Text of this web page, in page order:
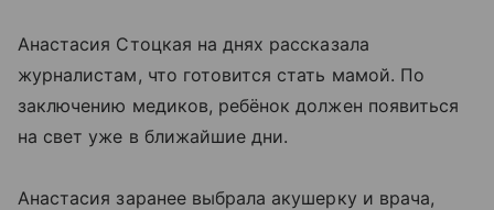
Анастасия Стоцкая на днях рассказала
журналистам, что готовится стать мамой. По
заключению медиков, ребёнок должен появиться
на свет уже в ближайшие дни.
Анастасия заранее выбрала акушерку и врача,